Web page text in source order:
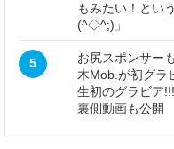
もみたい！とい
(^◇^;)」
5
お尻スポンサー
木Mob.が初グラ
生初のグラビア
裏側動画も公開